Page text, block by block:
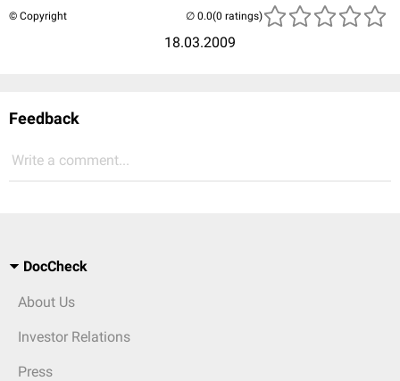
© Copyright
18.03.2009
(0 ratings)
Feedback
Write a comment...
DocCheck
About Us
Investor Relations
Press